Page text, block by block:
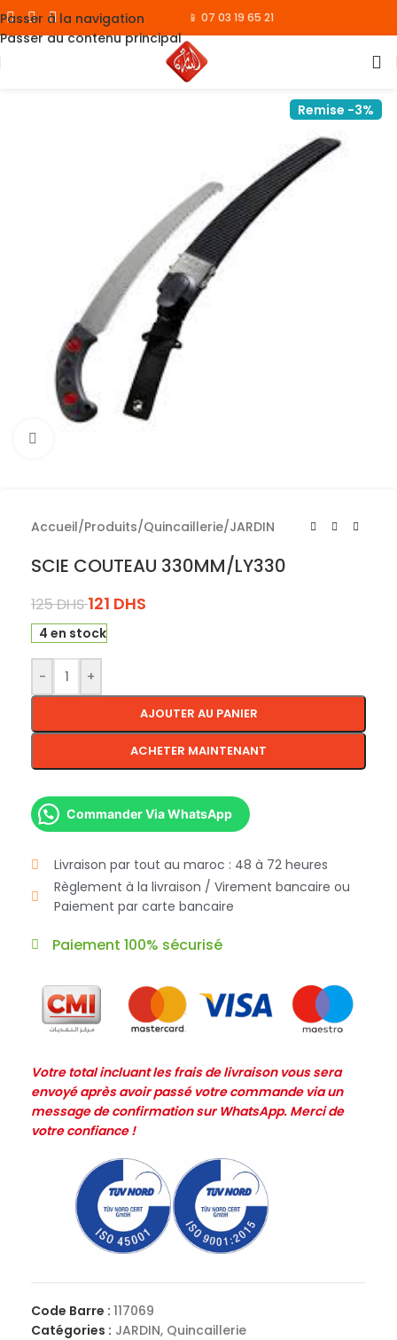
Passer à la navigation
Passer au contenu principal
📱 07 03 19 65 21
Remise -3%
Accueil/Produits/Quincaillerie/JARDIN
SCIE COUTEAU 330MM/LY330
125DHS 121 DHS
4 en stock
- +
AJOUTER AU PANIER
ACHETER MAINTENANT
Commander Via WhatsApp
Livraison par tout au maroc : 48 à 72 heures
Règlement à la livraison / Virement bancaire ou
Paiement par carte bancaire
Paiement 100% sécurisé
Votre total incluant les frais de livraison vous sera
envoyé après avoir passé votre commande via un
message de confirmation sur WhatsApp. Merci de
votre confiance !
Code Barre : 117069
Catégories : JARDIN, Quincaillerie